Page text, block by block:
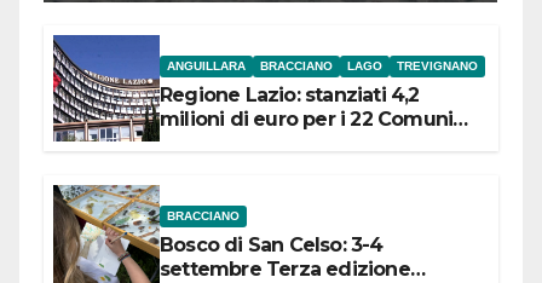
ANGUILLARA BRACCIANO LAGO TREVIGNANO
Regione Lazio: stanziati 4,2
milioni di euro per i 22 Comuni
BRACCIANO
Bosco di San Celso: 3-4
settembre Terza edizione